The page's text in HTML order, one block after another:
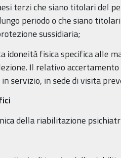
terzi che siano titolari del
periodo o che siano
sussidiaria;
idoneità fisica specifica alle
Il relativo
servizio, in sede di visita
della riabilitazione